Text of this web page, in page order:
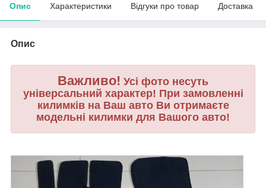
Опис Характеристики Відгуки про товар Доставка
Опис
Важливо! Усі фото несуть
універсальний характер! При замовленні
килимків на Ваш авто Ви отримаєте
модельні килимки для Вашого авто!